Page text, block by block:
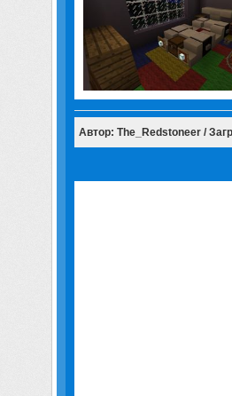
Автор: The_Redstoneer /